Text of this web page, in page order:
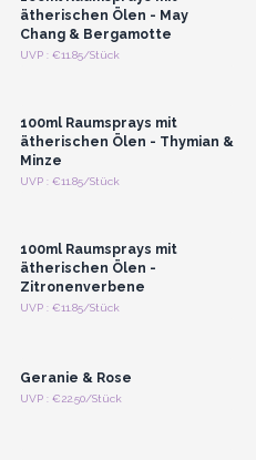
ätherischen Ölen - May
Chang & Bergamotte
UVP : €11.85/StückAnmelden oder
100ml Raumsprays mit
ätherischen Ölen - Thymian &
Minze
UVP : €11.85/StückAnmelden oder
100ml Raumsprays mit
ätherischen Ölen -
Zitronenverbene
UVP : €11.85/StückAnmelden oder
Geranie & Rose
UVP : €22.50/StückAnmelden oder